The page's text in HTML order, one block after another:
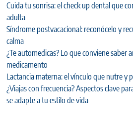
Cuida tu sonrisa: el check up dental que
adulta
Síndrome postvacacional: reconócelo y
calma
¿Te automedicas? Lo que conviene saber
medicamento
Lactancia materna: el vínculo que nutre y
¿Viajas con frecuencia? Aspectos clave
se adapte a tu estilo de vida